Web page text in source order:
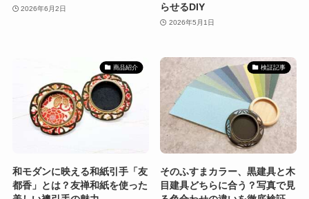
2026年6月2日
らせるDIY
2026年5月1日
商品紹介
和モダンに映える和紙引手「友
都香」とは？友禅和紙を使った
検証記事
そのふすまカラー、黒建具と木
目建具どちらに合う？写真で見